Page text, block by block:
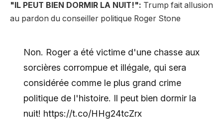
"IL PEUT BIEN DORMIR LA NUIT!": Trump fait allusion
au pardon du conseiller politique Roger Stone
Non. Roger a été victime d'une chasse aux
sorcières corrompue et illégale, qui sera
considérée comme le plus grand crime
politique de l'histoire. Il peut bien dormir la
nuit! https://t.co/HHg24tcZrx